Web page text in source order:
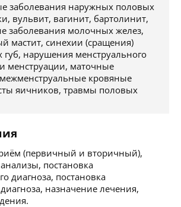
заболевания наружных половых
вульвит, вагинит, бартолинит,
заболевания молочных желез,
мастит, синехии (сращения)
нарушения менструального
менструации, маточные
кровяные
яичников, травмы половых
(первичный и вторичный),
постановка
диагноза, постановка
назначение лечения,